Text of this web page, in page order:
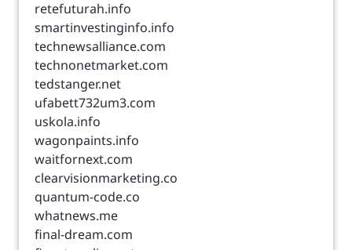
retefuturah.info
smartinvestinginfo.info
technewsalliance.com
technonetmarket.com
tedstanger.net
ufabett732um3.com
uskola.info
wagonpaints.info
waitfornext.com
clearvisionmarketing.co
quantum-code.co
whatnews.me
final-dream.com